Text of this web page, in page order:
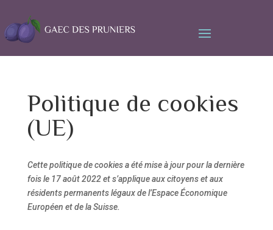
Politique de cookies
(UE)
Cette politique de cookies a été mise à jour pour la dernière
fois le 17 août 2022 et s’applique aux citoyens et aux
résidents permanents légaux de l’Espace Économique
Européen et de la Suisse.